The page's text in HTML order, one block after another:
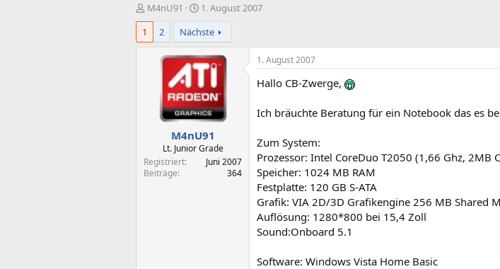
E
r
t
M4nU91
E
r
s
t
e
l
t
a
m
1. August 2007
1
2 Nächste
M4nU91
Lt. Junior Grade
Registriert
Juni 2007
Beiträge
364
1. August 2007
Hallo CB-Zwerge,
Ich bräuchte Beratung für ein Notebook das es
Zum System:
Prozessor: Intel CoreDuo T2050 (1,66 Ghz, 2MB
Speicher: 1024 MB RAM
Festplatte: 120 GB S-ATA
Grafik: VIA 2D/3D Grafikengine 256 MB Shared
Auflösung: 1280*800 bei 15,4 Zoll
Sound:Onboard 5.1
Software: Windows Vista Home Basic